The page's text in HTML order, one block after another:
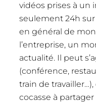
vidéos prises à un
seulement 24h
en général de
l’entreprise, un
actualité. Il peut
(conférence,
train de
cocasse à